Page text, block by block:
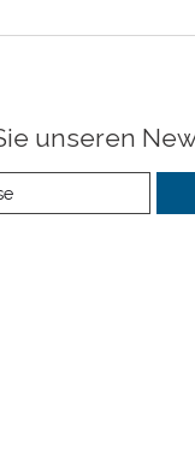
unseren